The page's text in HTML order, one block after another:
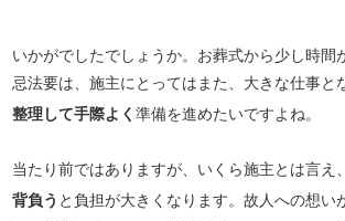
いかがでしたでしょうか。お葬式から少し時間
忌法要は、施主にとってはまた、大きな仕事と
整理して手際よく準備を進めたいですよね。
当たり前ではありますが、いくら施主とは言え
背負う と負担が大きくなります。故人への想い